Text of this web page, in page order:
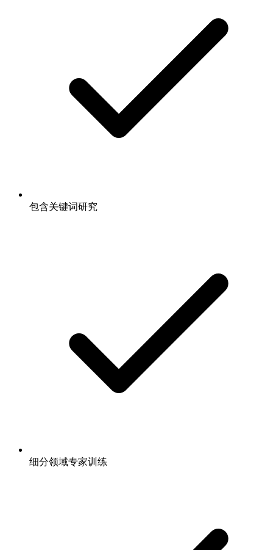
包含关键词研究
细分领域专家训练